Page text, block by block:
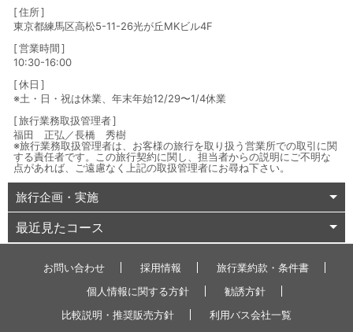
住所
東京都練馬区高松5-11-26光が丘MKビル4F
営業時間
10:30-16:00
休日
※土・日・祝は休業、年末年始12/29〜1/4休業
旅行業務取扱管理者
福田 正弘／長橋 秀樹
※旅行業務取扱管理者は、お客様の旅行を取り扱う営業所での取引に関
する責任者です。この旅行契約に関し、担当者からの説明にご不明な
点があれば、ご遠慮なく上記の取扱管理者にお尋ね下さい。
旅行企画・実施
最近見たコース
お問い合わせ 採用情報
旅行業約款・条件書
個人情報に関する方針
勧誘方針
比較説明・推奨販売方針
利用バス会社一覧